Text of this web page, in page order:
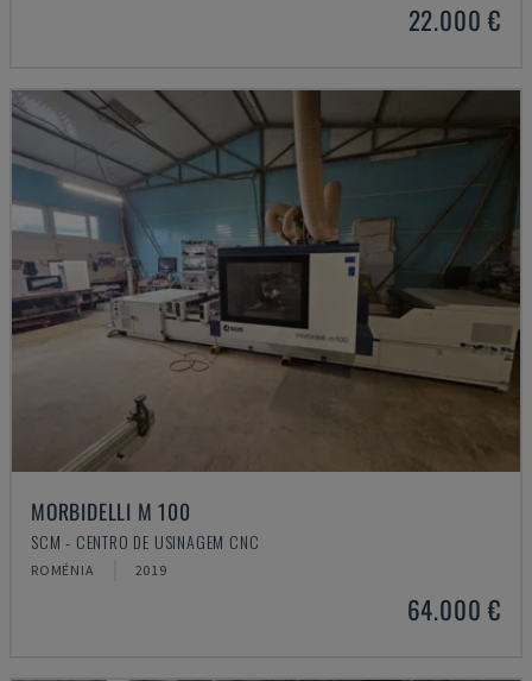
22.000 €
MORBIDELLI M 100
SCM - CENTRO DE USINAGEM CNC
ROMÉNIA 2019
64.000 €